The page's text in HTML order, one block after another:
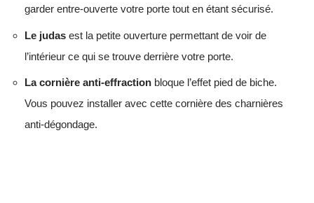
garder entre-ouverte votre porte tout en étant sécurisé.
Le judas est la petite ouverture permettant de voir de
l’intérieur ce qui se trouve derrière votre porte.
La cornière anti-effraction bloque l’effet pied de biche.
Vous pouvez installer avec cette cornière des charnières
anti-dégondage.